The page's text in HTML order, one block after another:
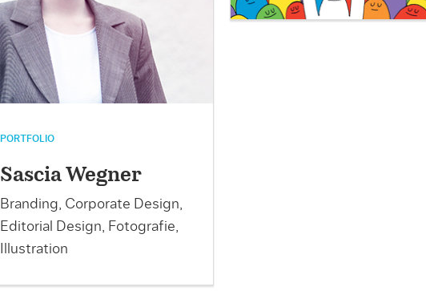
PORTFOLIO
Sascia Wegner
Branding, Corporate Design,
Editorial Design, Fotografie,
Illustration